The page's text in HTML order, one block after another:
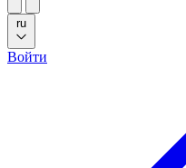
ru
Войти